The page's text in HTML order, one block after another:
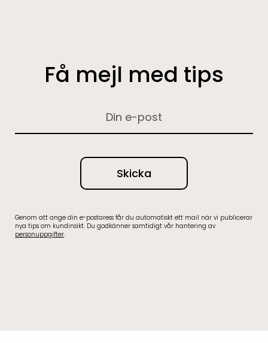
Få mejl med tips
Genom att ange din e-postaress får du automatiskt ett mail när vi publicerar
nya tips om kundinsikt. Du godkänner samtidigt vår hantering av
personuppgifter.